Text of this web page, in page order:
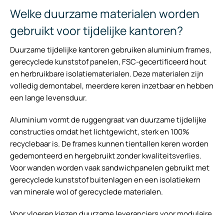
Welke duurzame materialen worden
gebruikt voor tijdelijke kantoren?
Duurzame tijdelijke kantoren gebruiken aluminium frames,
gerecyclede kunststof panelen, FSC-gecertificeerd hout
en herbruikbare isolatiematerialen. Deze materialen zijn
volledig demontabel, meerdere keren inzetbaar en hebben
een lange levensduur.
Aluminium vormt de ruggengraat van duurzame tijdelijke
constructies omdat het lichtgewicht, sterk en 100%
recyclebaar is. De frames kunnen tientallen keren worden
gedemonteerd en hergebruikt zonder kwaliteitsverlies.
Voor wanden worden vaak sandwichpanelen gebruikt met
gerecyclede kunststof buitenlagen en een isolatiekern
van minerale wol of gerecyclede materialen.